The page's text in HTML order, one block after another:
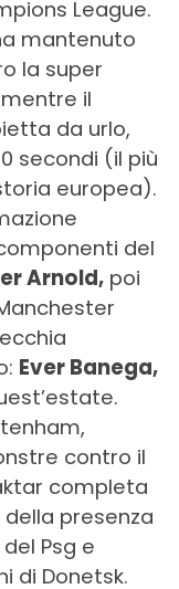
League.
mantenuto
la super
il
da urlo,
secondi (il più
europea).
del
Arnold,poi
Ever Banega,
contro il
completa
presenza
Psg e
di Donetsk.